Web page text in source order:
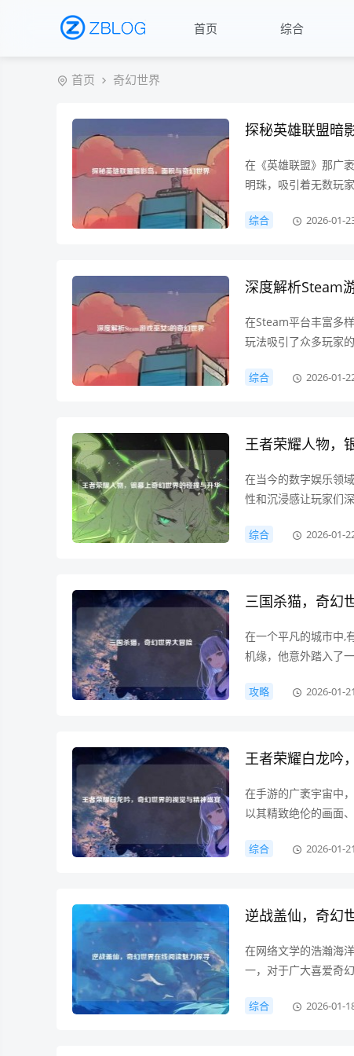
首页 综合
首页 奇幻世界
探秘英雄联盟暗
在《英雄联盟》那广
明珠，吸引着无数玩
及文化等诸多元素紧
综合 2026-01-
深度解析Steam
在Steam平台丰富多
玩法吸引了众多玩家
罩的大陆——艾瑞斯
综合 2026-01-
王者荣耀人物，
在当今的数字娱乐领
性和沉浸感让玩家们
就此展开，王者荣耀
综合 2026-01-
三国杀猫，奇幻
在一个平凡的城市中,
机缘，他意外踏入了
从他手中一张特别的
攻略 2026-01-21
王者荣耀白龙吟
在手游的广袤宇宙中
以其精致绝伦的画面
看，它巧妙地构建了
综合 2026-01-21
逆战盖仙，奇幻
在网络文学的浩瀚海
一，对于广大喜爱奇
建了一个仙魔并存、
综合 2026-01-